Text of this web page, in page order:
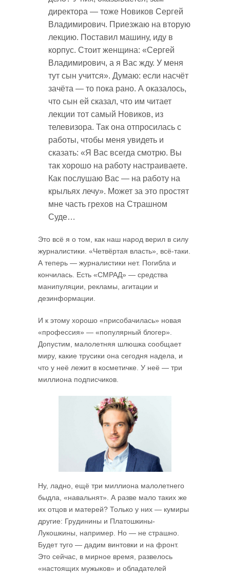
директора — тоже Новиков Сергей
Владимирович. Приезжаю на вторую
лекцию. Поставил машину, иду в
корпус. Стоит женщина: «Сергей
Владимирович, а я Вас жду. У меня
тут сын учится». Думаю: если насчёт
зачёта — то пока рано. А оказалось,
что сын ей сказал, что им читает
лекции тот самый Новиков, из
телевизора. Так она отпросилась с
работы, чтобы меня увидеть и
сказать: «Я Вас всегда смотрю. Вы
так хорошо на работу настраиваете.
Как послушаю Вас — на работу на
крыльях лечу». Может за это простят
мне часть грехов на Страшном
Суде…
Это всё я о том, как наш народ верил в силу
журналистики. «Четвёртая власть», всё-таки.
А теперь — журналистики нет. Погибла и
кончилась. Есть «СМРАД» — средства
манипуляции, рекламы, агитации и
дезинформации.
И к этому хорошо «присобачилась» новая
«профессия» — «популярный блогер».
Допустим, малолетняя шлюшка сообщает
миру, какие трусики она сегодня надела, и
что у неё лежит в косметичке. У неё — три
миллиона подписчиков.
Ну, ладно, ещё три миллиона малолетнего
быдла, «навальнят». А разве мало таких же
их отцов и матерей? Только у них — кумиры
другие: Грудинины и Платошкины-
Лукошкины, например. Но — не страшно.
Будет туго — дадим винтовки и на фронт.
Это сейчас, в мирное время, развелось
«настоящих мужыков» и обладателей